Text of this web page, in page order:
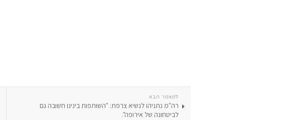
למאמר הבא
רה"מ נתניהו לנשיא צרפת: "השותפות בינינו חשובה גם
לביטחונה של אירופה".